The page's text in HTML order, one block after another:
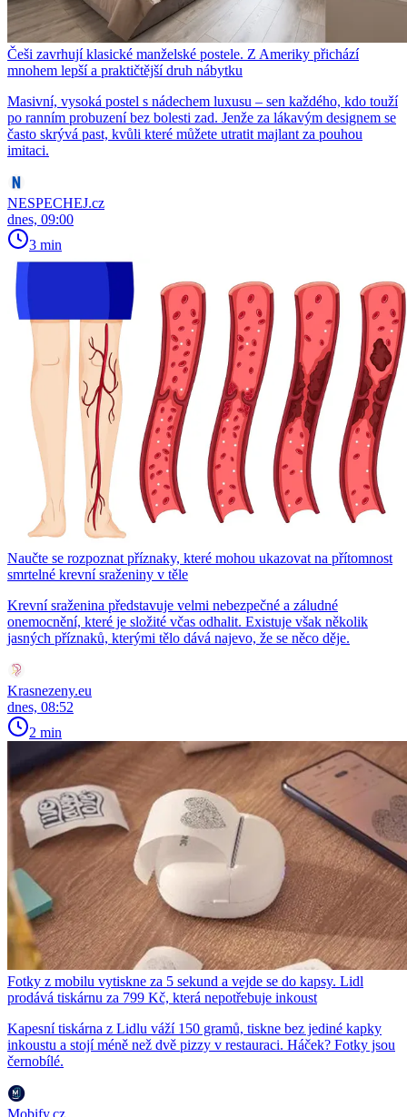
Češi zavrhují klasické manželské postele. Z Ameriky přichází
mnohem lepší a praktičtější druh nábytku
Masivní, vysoká postel s nádechem luxusu – sen každého, kdo touží
po ranním probuzení bez bolesti zad. Jenže za lákavým designem se
často skrývá past, kvůli které můžete utratit majlant za pouhou
imitaci.
NESPECHEJ.cz
dnes, 09:00
3 min
Naučte se rozpoznat příznaky, které mohou ukazovat na přítomnost
smrtelné krevní sraženiny v těle
Krevní sraženina představuje velmi nebezpečné a záludné
onemocnění, které je složité včas odhalit. Existuje však několik
jasných příznaků, kterými tělo dává najevo, že se něco děje.
Krasnezeny.eu
dnes, 08:52
2 min
Fotky z mobilu vytiskne za 5 sekund a vejde se do kapsy. Lidl
prodává tiskárnu za 799 Kč, která nepotřebuje inkoust
Kapesní tiskárna z Lidlu váží 150 gramů, tiskne bez jediné kapky
inkoustu a stojí méně než dvě pizzy v restauraci. Háček? Fotky jsou
černobílé.